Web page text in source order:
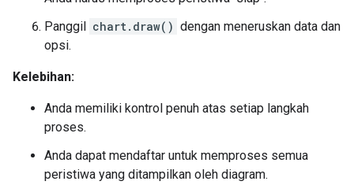
Panggil chart.draw() dengan meneruskan data dan
opsi.
Kelebihan:
Anda memiliki kontrol penuh atas setiap langkah
proses.
Anda dapat mendaftar untuk memproses semua
peristiwa yang ditampilkan oleh diagram.